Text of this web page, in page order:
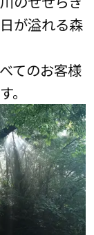
が溢れる森
てのお客様
。